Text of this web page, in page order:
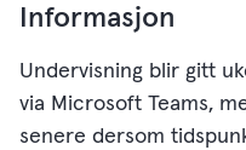
Informasjon
Undervisning blir gitt
via Microsoft Teams,
senere dersom